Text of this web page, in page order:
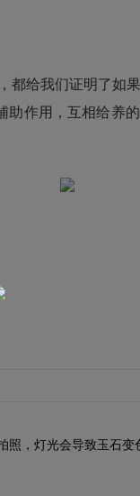
都给我们证明了如
作用，互相给养
，灯光会导致玉石变